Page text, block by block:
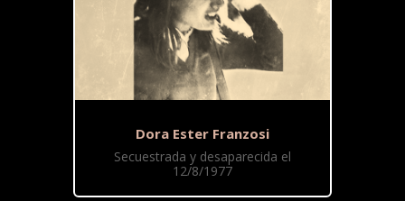
Dora Ester Franzosi
Secuestrada y desaparecida el
12/8/1977